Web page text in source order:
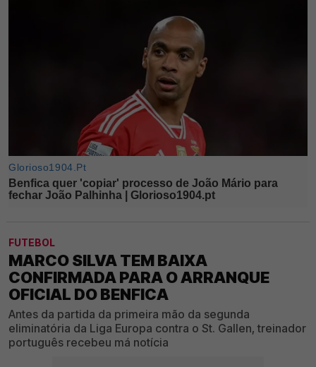
FUTEBOL
MARCO SILVA TEM BAIXA
CONFIRMADA PARA O ARRANQUE
OFICIAL DO BENFICA
Antes da partida da primeira mão da segunda
eliminatória da Liga Europa contra o St. Gallen, treinador
português recebeu má notícia